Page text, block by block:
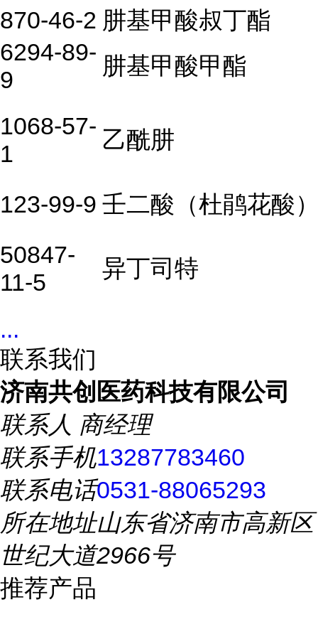
870-46-2 肼基甲酸叔丁酯
6294-89-
9
肼基甲酸甲酯
1068-57-
1
乙酰肼
123-99-9 壬二酸（杜鹃花酸
50847-
11-5
异丁司特
...
联系我们
济南共创医药科技有限公司
联系人 商经理
联系手机13287783460
联系电话0531-88065293
所在地址山东省济南市高新区
世纪大道2966号
推荐产品